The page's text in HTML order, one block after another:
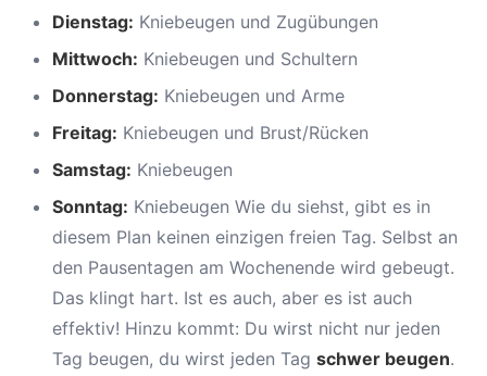
Dienstag: Kniebeugen und Zugübungen
Mittwoch: Kniebeugen und Schultern
Donnerstag: Kniebeugen und Arme
Freitag: Kniebeugen und Brust/Rücken
Samstag: Kniebeugen
Sonntag: Kniebeugen Wie du siehst, gibt es in
diesem Plan keinen einzigen freien Tag. Selbst an
den Pausentagen am Wochenende wird gebeugt.
Das klingt hart. Ist es auch, aber es ist auch
effektiv! Hinzu kommt: Du wirst nicht nur jeden
Tag beugen, du wirst jeden Tag schwer beugen.